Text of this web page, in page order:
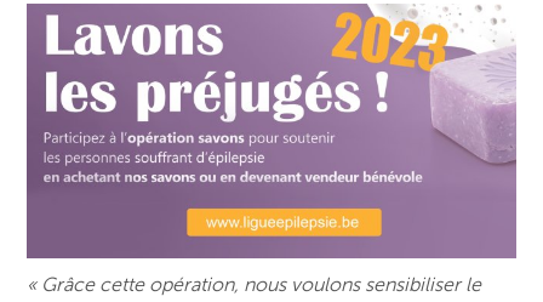
« Grâce cette opération, nous voulons sensibiliser le